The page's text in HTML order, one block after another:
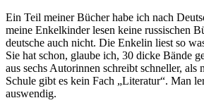
Ein Teil meiner Bücher habe ich nach
meine Enkelkinder lesen keine russischen
deutsche auch nicht. Die Enkelin liest so
Sie hat schon, glaube ich, 30 dicke Bände
aus sechs Autorinnen schreibt schneller, als
Schule gibt es kein Fach
Literatur . Man
auswendig.